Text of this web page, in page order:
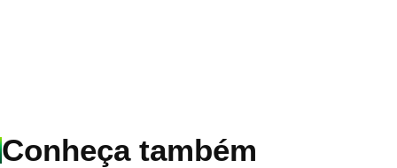
Conheça também